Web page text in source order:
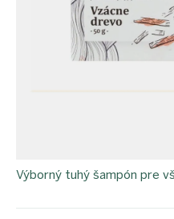
Ekodrogéria
Vianoce
Výborný tuhý šampón pre